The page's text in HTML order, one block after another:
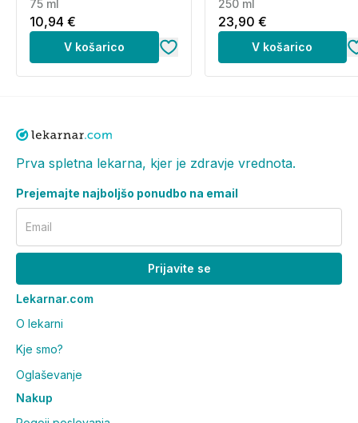
Distributer:
Iris mednarodna trgovina d.o.o.,Cesta v
Gorice 8, Ljubljana, 1000 Ljubljana.
Proizvajalec:ProtectONE Ltd. / Völgy utca 5A. H-
1021 Budapest, Hungary.
75 ml
10,94 €
V košarico
250 ml
23,90 €
V košarico
Prva spletna lekarna, kjer je zdravje vrednota.
Prejemajte najboljšo ponudbo na email
Email
Prijavite se
Lekarnar.com
O lekarni
Kje smo?
Oglaševanje
Nakup